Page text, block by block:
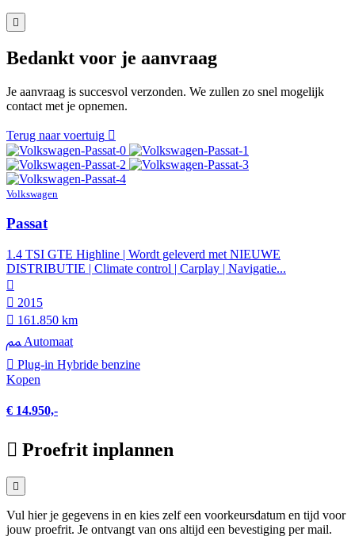
Bedankt voor je aanvraag
Je aanvraag is succesvol verzonden. We zullen zo snel mogelijk
contact met je opnemen.
Terug naar voertuig
Volkswagen
Passat
1.4 TSI GTE Highline | Wordt geleverd met NIEUWE
DISTRIBUTIE | Climate control | Carplay | Navigatie...
2015
161.850 km
Automaat
Plug-in Hybride benzine
Kopen
€ 14.950,-
Proefrit inplannen
Vul hier je gegevens in en kies zelf een voorkeursdatum en tijd voor
jouw proefrit. Je ontvangt van ons altijd een bevestiging per mail.